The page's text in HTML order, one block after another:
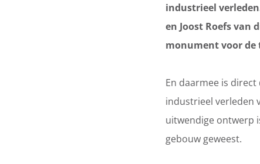
industrieel
en Joost Roefs van
monument voor
En daarmee is
industrieel verleden
uitwendige ontwerp
gebouw geweest.